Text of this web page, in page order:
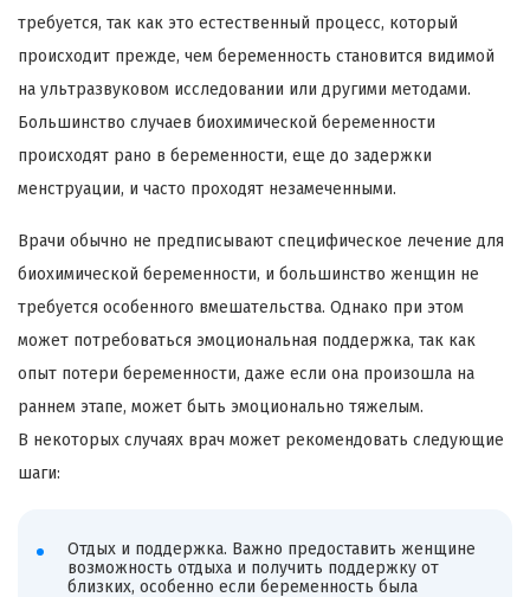
требуется, так как это естественный процесс, который
происходит прежде, чем беременность становится видимой
на ультразвуковом исследовании или другими методами.
Большинство случаев биохимической беременности
происходят рано в беременности, еще до задержки
менструации, и часто проходят незамеченными.
Врачи обычно не предписывают специфическое лечение для
биохимической беременности, и большинство женщин не
требуется особенного вмешательства. Однако при этом
может потребоваться эмоциональная поддержка, так как
опыт потери беременности, даже если она произошла на
раннем этапе, может быть эмоционально тяжелым.
В некоторых случаях врач может рекомендовать следующие
шаги:
Отдых и поддержка. Важно предоставить женщине
возможность отдыха и получить поддержку от
близких, особенно если беременность была